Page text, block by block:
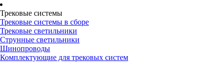
Трековые системы
Трековые системы в сборе
Трековые светильники
Струнные светильники
Шинопроводы
Комплектующие для трековых систем